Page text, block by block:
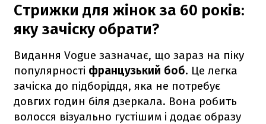
Стрижки для жінок за 60 років:
яку зачіску обрати?
Видання Vogue зазначає, що зараз на піку
популярності французький боб. Це легка
зачіска до підборіддя, яка не потребує
довгих годин біля дзеркала. Вона робить
волосся візуально густішим і додає образу